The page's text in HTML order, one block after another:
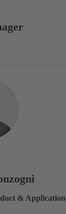
& Application